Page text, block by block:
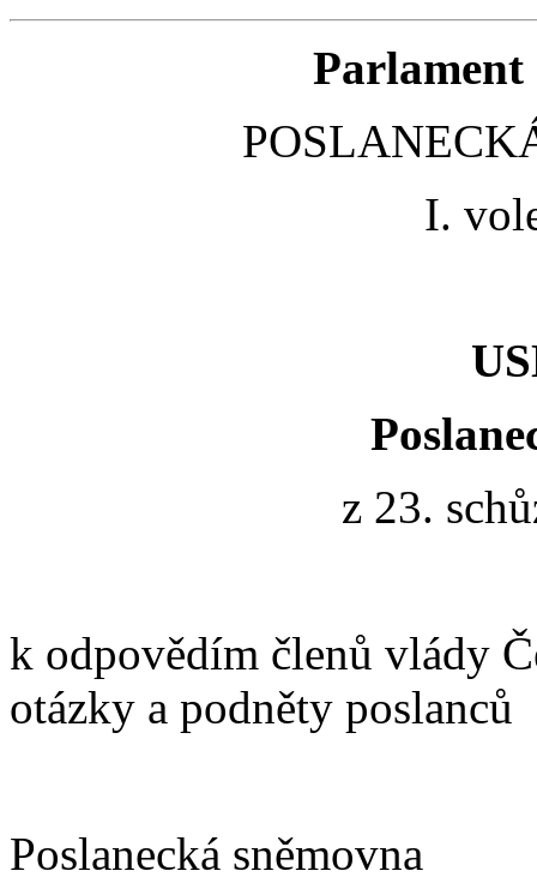
Parlament
I.
z 23.
k odpovědím členů vlády
otázky a podněty poslanců
Poslanecká sněmovna